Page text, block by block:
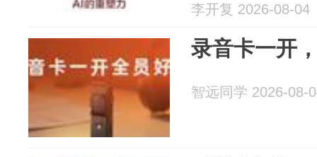
李开复 2026-08-04
录音卡一开
智远同学 2026-08-